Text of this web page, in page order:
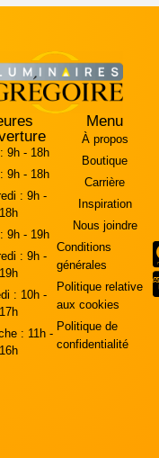
9h - 18h
9h - 18h
: 9h -
18h
9h - 19h
: 9h -
19h
: 10h -
17h
: 11h -
16h
Menu
À propos
Boutique
Carrière
Inspiration
Nous joindre
Conditions
générales
Politique relative
aux cookies
Politique de
confidentialité